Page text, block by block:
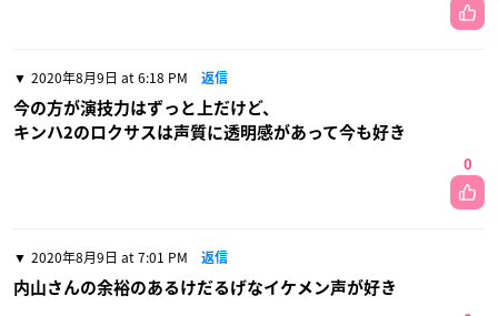
2020年8月9日 at 6:18 PM 返信
今の方が演技力はずっと上だけど、
キンハ2のロクサスは声質に透明感があって今も好き
0
2020年8月9日 at 7:01 PM 返信
内山さんの余裕のあるけだるげなイケメン声が好き